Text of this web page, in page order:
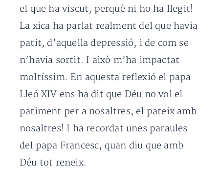
el que ha viscut, perquè ni ho ha llegit!
La xica ha parlat realment del que havia
patit, d’aquella depressió, i de com se
n’havia sortit. I això m’ha impactat
moltíssim. En aquesta reflexió el papa
Lleó XIV ens ha dit que Déu no vol el
patiment per a nosaltres, el pateix amb
nosaltres! I ha recordat unes paraules
del papa Francesc, quan diu que amb
Déu tot reneix.